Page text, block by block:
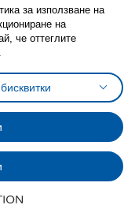
(Cookies)
на бисквитки
за личните данни
на ikea.bg
Family
IKEA Family
- 2025
за използване на
на
че оттеглите